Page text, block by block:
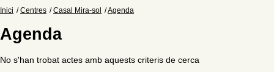
Inici Centres Casal Mira-sol Agenda
Agenda
No s'han trobat actes amb aquests criteris de cerca